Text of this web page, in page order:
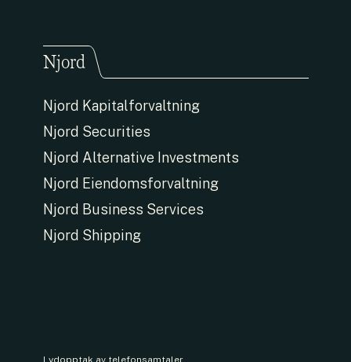
Njord
Njord Kapitalforvaltning
Njord Securities
Njord Alternative Investments
Njord Eiendomsforvaltning
Njord Business Services
Njord Shipping
Lydopptak av telefonsamtaler.